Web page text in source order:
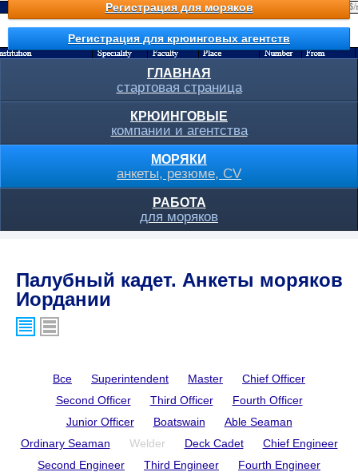
Регистрация для моряков
Регистрация для крюинговых агентств
ГЛАВНАЯ
стартовая страница
КРЮИНГОВЫЕ
компании и агентства
МОРЯКИ
анкеты, резюме, CV
РАБОТА
для моряков
Палубный кадет. Анкеты моряков
Иордании
Все Superintendent Master
Chief Officer
Second Officer
Third Officer
Fourth Officer
Junior Officer
Boatswain
Able Seaman
Ordinary Seaman
Welder Deck Cadet
Chief Engineer
Second Engineer
Third Engineer
Fourth Engineer